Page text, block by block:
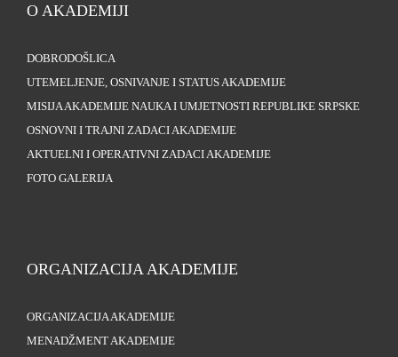
O AKADEMIJI
DOBRODOŠLICA
UTEMELJENJE, OSNIVANJE I STATUS AKADEMIJE
MISIJA AKADEMIJE NAUKA I UMJETNOSTI REPUBLIKE SRPSKE
OSNOVNI I TRAJNI ZADACI AKADEMIJE
AKTUELNI I OPERATIVNI ZADACI AKADEMIJE
FOTO GALERIJA
ORGANIZACIJA AKADEMIJE
ORGANIZACIJA AKADEMIJE
MENADŽMENT AKADEMIJE